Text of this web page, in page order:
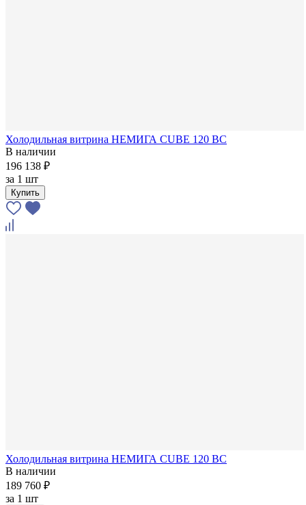
Холодильная витрина НЕМИГА CUBE 120 ВС
В наличии
196 138 ₽
за 1 шт
Купить
Холодильная витрина НЕМИГА CUBE 120 ВС
В наличии
189 760 ₽
за 1 шт